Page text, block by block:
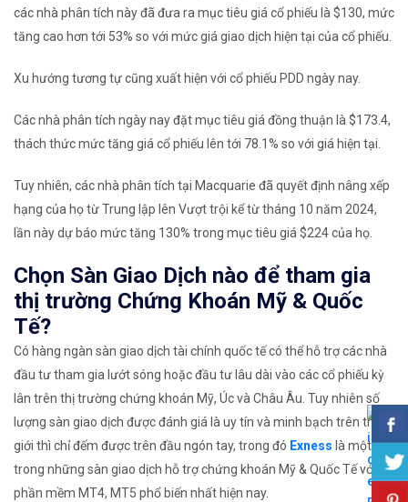
các nhà phân tích này đã đưa ra mục tiêu giá cổ phiếu là $130, mức
tăng cao hơn tới 53% so với mức giá giao dịch hiện tại của cổ phiếu.
Xu hướng tương tự cũng xuất hiện với cổ phiếu PDD ngày nay.
Các nhà phân tích ngày nay đặt mục tiêu giá đồng thuận là $173.4,
thách thức mức tăng giá cổ phiếu lên tới 78.1% so với giá hiện tại.
Tuy nhiên, các nhà phân tích tại Macquarie đã quyết định nâng xếp
hạng của họ từ Trung lập lên Vượt trội kể từ tháng 10 năm 2024,
lần này dự báo mức tăng 130% trong mục tiêu giá $224 của họ.
Chọn Sàn Giao Dịch nào để tham gia
thị trường Chứng Khoán Mỹ & Quốc
Tế?
Có hàng ngàn sàn giao dịch tài chính quốc tế có thể hỗ trợ các nhà
đầu tư tham gia lướt sóng hoặc đầu tư lâu dài vào các cổ phiếu kỳ
lân trên thị trường chứng khoán Mỹ, Úc và Châu Âu. Tuy nhiên số
lượng sàn giao dịch được đánh giá là uy tín và minh bạch trên thế
giới thì chỉ đếm được trên đầu ngón tay, trong đó Exness là một
trong những sàn giao dịch hỗ trợ chứng khoán Mỹ & Quốc Tế với
phần mềm MT4, MT5 phổ biến nhất hiện nay.